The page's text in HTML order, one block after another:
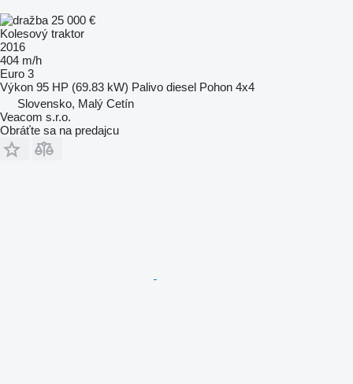
25 000 €
Kolesový traktor
2016
404 m/h
Euro 3
Výkon 95 HP (69.83 kW) Palivo diesel Pohon 4x4
Slovensko, Malý Cetín
Veacom s.r.o.
Obráťte sa na predajcu